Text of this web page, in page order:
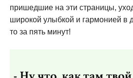
пришедшие на эти страницы,
широкой улыбкой и гармонией в
то за пять минут!